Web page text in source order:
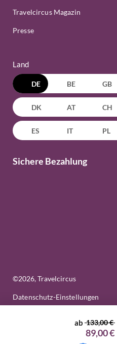
ab 133,00 €
89,00 €
Travelcircus Magazin
Presse
Land
DE BE GB
DK AT CH
ES IT PL
Sichere Bezahlung
©2026, Travelcircus
Datenschutz-Einstellungen